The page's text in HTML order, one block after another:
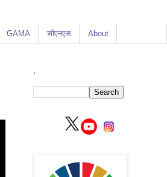
GAMA सीएनएस About
.